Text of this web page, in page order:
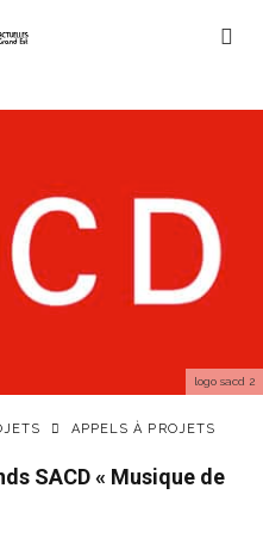
logo sacd 2
APPELS À PROJETS
SACD « Musique de